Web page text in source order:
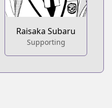
Raisaka Subaru
Supporting